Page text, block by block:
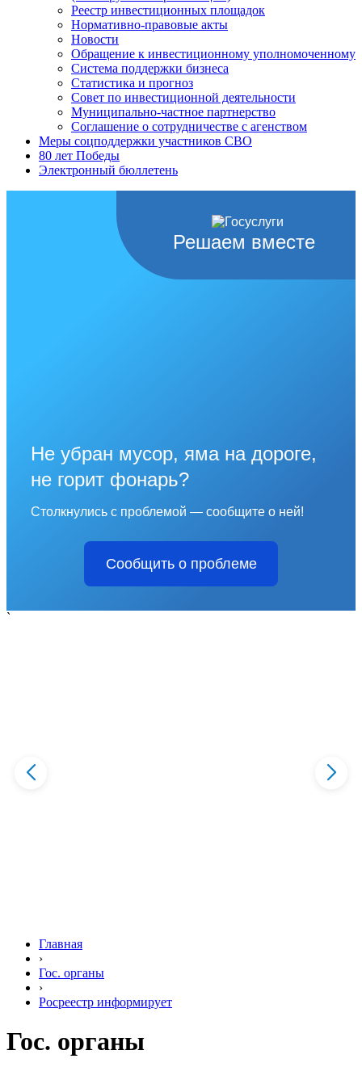
Реестр инвестиционных площадок
Нормативно-правовые акты
Новости
Обращение к инвестиционному уполномоченному
Система поддержки бизнеса
Статистика и прогноз
Совет по инвестиционной деятельности
Муниципально-частное партнерство
Соглашение о сотрудничестве с агенством
Меры соцподдержки участников СВО
80 лет Победы
Электронный бюллетень
Решаем вместе
Не убран мусор, яма на дороге,
не горит фонарь?
Столкнулись с проблемой — сообщите о ней!
Сообщить о проблеме
`
Главная
›
Гос. органы
›
Росреестр информирует
Гос. органы